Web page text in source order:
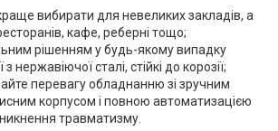
вибирати для невеликих закладів, а
кафе, реберні тощо;
рішенням у будь-якому випадку
нержавіючої сталі, стійкі до корозії;
перевагу обладнанню зі зручним
корпусом і повною автоматизацією
травматизму.